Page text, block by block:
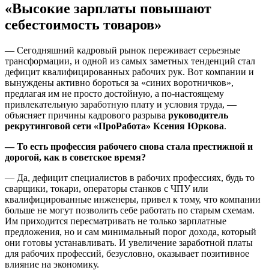
«Высокие зарплаты повышают
себестоимость товаров»
— Сегодняшний кадровый рынок переживает серьезные
трансформации, и одной из самых заметных тенденций стал
дефицит квалифицированных рабочих рук. Вот компании и
вынуждены активно бороться за «синих воротничков»,
предлагая им не просто достойную, а по-настоящему
привлекательную заработную плату и условия труда, —
объясняет причины кадрового разрыва руководитель
рекрутинговой сети «ПроРабота» Ксения Юркова.
— То есть профессия рабочего снова стала престижной и
дорогой, как в советское время?
— Да, дефицит специалистов в рабочих профессиях, будь то
сварщики, токари, операторы станков с ЧПУ или
квалифицированные инженеры, привел к тому, что компании
больше не могут позволить себе работать по старым схемам.
Им приходится пересматривать не только зарплатные
предложения, но и сам минимальный порог дохода, который
они готовы устанавливать. И увеличение заработной платы
для рабочих профессий, безусловно, оказывает позитивное
влияние на экономику.